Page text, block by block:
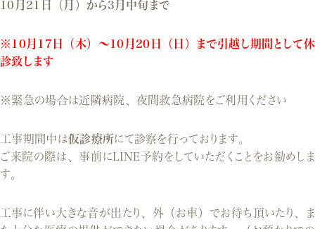
10月21日（月）から3月中旬まで
※10月17日（木）～10月20日（日） まで引越し期間として休
診致します
※緊急の場合は近隣病院、夜間救急病院をご利用ください
工事期間中は仮診療所にて診察を行っております。
ご来院の際は、事前にLINE予約をしていただくことをお勧めしま
す。
工事に伴い大きな音が出たり、外（お車）でお待ち頂いたり、ま